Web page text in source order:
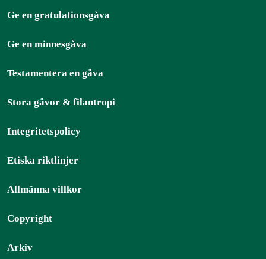
Ge en gratulationsgåva
Ge en minnesgåva
Testamentera en gåva
Stora gåvor & filantropi
Integritetspolicy
Etiska riktlinjer
Allmänna villkor
Copyright
Arkiv